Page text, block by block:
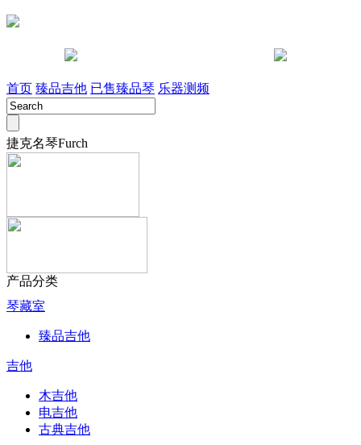
首页 臻品吉他 已售臻品琴 乐器测频
捷克名琴Furch
产品分类
琴藏室
臻品吉他
吉他
木吉他
电吉他
古典吉他